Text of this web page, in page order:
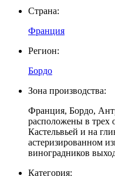
Страна:
Франция
Регион:
Бордо
Зона производства:
Франция, Бордо,
расположены в трех
Кастельвьей и на
астеризированном
виноградников
Категория: